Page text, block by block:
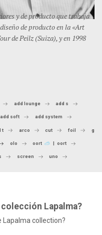
y de producto que trabaja
de producto en la «Art
de Peilz (Suiza), y en 1998
add lounge add s
add soft add system
t arco cut foil
olo oort
oort
screen uno
Lapalma?
Lapalma collection?